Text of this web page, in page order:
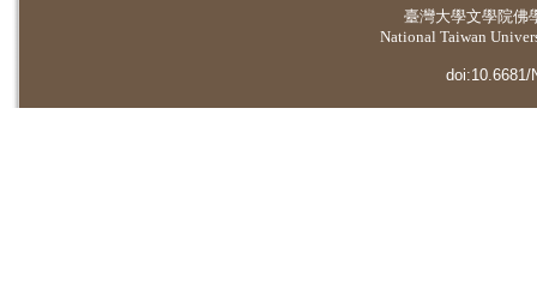
臺灣大學文學院佛
National Taiwan
doi:10.6681/